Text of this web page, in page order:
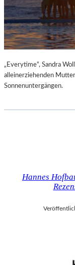
„Everytime“, Sandra
alleinerziehenden
Sonnenuntergängen.
Hannes